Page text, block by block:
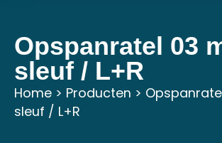
Opspanratel 03
sleuf / L+R
Home > Producten >
sleuf / L+R